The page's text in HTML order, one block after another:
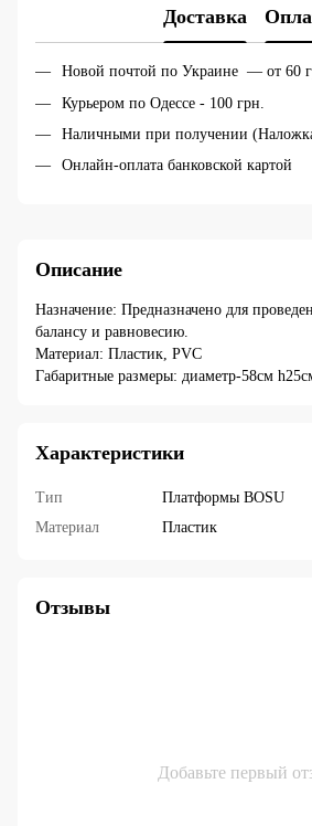
Доставка
Новой почтой по Украине — от 60
Курьером по Одессе - 100 грн.
Наличными при получении
Онлайн-оплата банковской картой
Описание
Назначение: Предназначено для
балансу и равновесию.
Материал: Пластик, PVC
Габаритные размеры: диаметр-58см
Характеристики
Тип
Платформы BOSU
Материал
Пластик
Отзывы
Добавьте первый